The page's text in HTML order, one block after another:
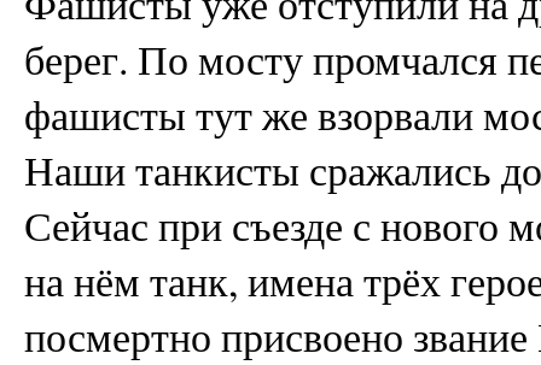
берег. По мосту промчался
фашисты тут же взорвали
Наши танкисты сражались
Сейчас при съезде с нового
на нём танк, имена трёх
посмертно присвоено